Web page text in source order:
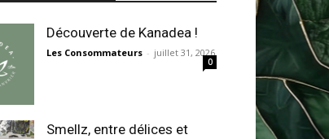
Découverte de Kanadea !
Les Consommateurs - juillet 31, 2026
0
Smellz, entre délices et